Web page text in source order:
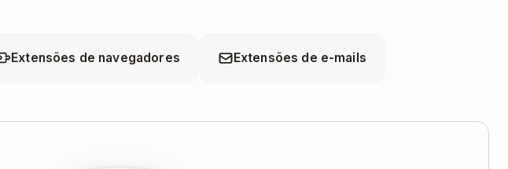
Extensões de navegadores Extensões de e-mails